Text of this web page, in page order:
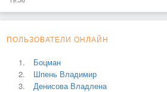
ПОЛЬЗОВАТЕЛИ ОНЛАЙН
Боцман
Шпень Владимир
Денисова Владлена